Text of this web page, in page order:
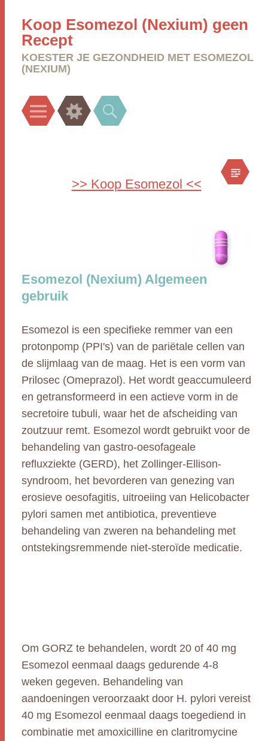
Koop Esomezol (Nexium) geen
Recept
KOESTER JE GEZONDHEID MET ESOMEZOL
(NEXIUM)
Menu Widgets Search
>> Koop Esomezol <<
Esomezol (Nexium) Algemeen
gebruik
Esomezol is een specifieke remmer van een
protonpomp (PPI's) van de pariëtale cellen van
de slijmlaag van de maag. Het is een vorm van
Prilosec (Omeprazol). Het wordt geaccumuleerd
en getransformeerd in een actieve vorm in de
secretoire tubuli, waar het de afscheiding van
zoutzuur remt. Esomezol wordt gebruikt voor de
behandeling van gastro-oesofageale
refluxziekte (GERD), het Zollinger-Ellison-
syndroom, het bevorderen van genezing van
erosieve oesofagitis, uitroeiing van Helicobacter
pylori samen met antibiotica, preventieve
behandeling van zweren na behandeling met
ontstekingsremmende niet-steroïde medicatie.
Om GORZ te behandelen, wordt 20 of 40 mg
Esomezol eenmaal daags gedurende 4-8
weken gegeven. Behandeling van
aandoeningen veroorzaakt door H. pylori vereist
40 mg Esomezol eenmaal daags toegediend in
combinatie met amoxicilline en claritromycine